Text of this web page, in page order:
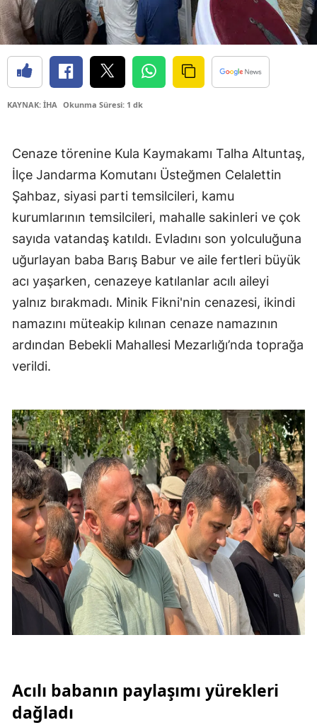
KAYNAK: İHA Okunma Süresi: 1 dk
Cenaze törenine Kula Kaymakamı Talha Altuntaş,
İlçe Jandarma Komutanı Üsteğmen Celalettin
Şahbaz, siyasi parti temsilcileri, kamu
kurumlarının temsilcileri, mahalle sakinleri ve çok
sayıda vatandaş katıldı. Evladını son yolculuğuna
uğurlayan baba Barış Babur ve aile fertleri büyük
acı yaşarken, cenazeye katılanlar acılı aileyi
yalnız bırakmadı. Minik Fikni'nin cenazesi, ikindi
namazını müteakip kılınan cenaze namazının
ardından Bebekli Mahallesi Mezarlığı’nda toprağa
verildi.
Acılı babanın paylaşımı yürekleri
dağladı